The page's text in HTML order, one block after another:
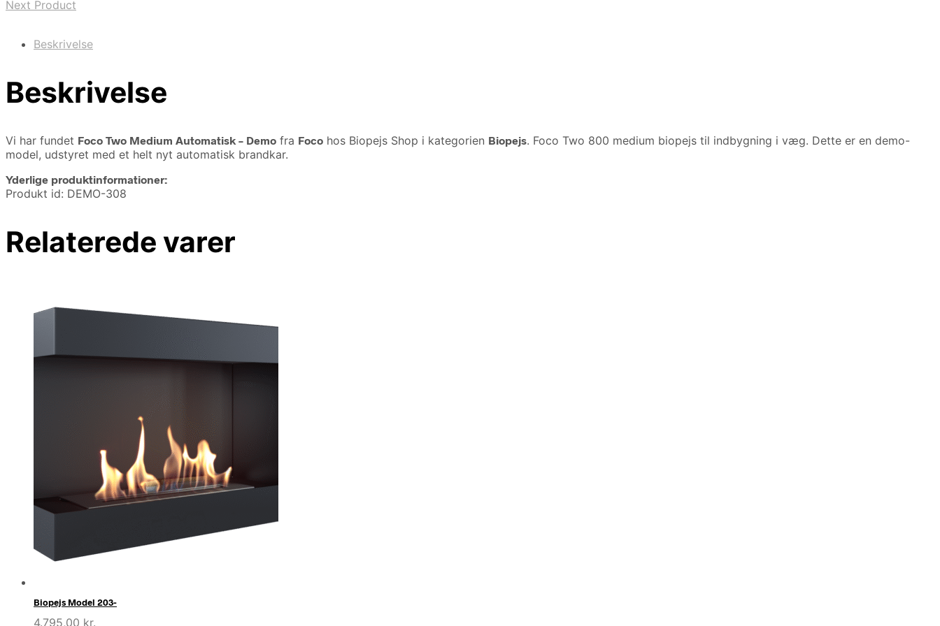
Next Product
Beskrivelse
Beskrivelse
Vi har fundet Foco Two Medium Automatisk – Demo fra Foco hos Biopejs Shop i kategorien Biopejs. Foco Two 800 medium biopejs til indbygning i væg. Dette er en demo-
model, udstyret med et helt nyt automatisk brandkar.
Yderlige produktinformationer:
Produkt id: DEMO-308
Relaterede varer
Biopejs Model 203-
4.795,00 kr.